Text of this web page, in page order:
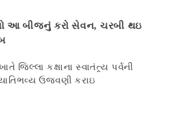
આ બીજનું કરો સેવન, ચરબી થઇ